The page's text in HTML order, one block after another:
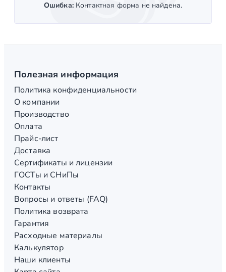
Ошибка:Контактная форма не найдена.
Полезная информация
Политика конфиденциальности
О компании
Производство
Оплата
Прайс-лист
Доставка
Сертификаты и лицензии
ГОСТы и СНиПы
Контакты
Вопросы и ответы (FAQ)
Политика возврата
Гарантия
Расходные материалы
Калькулятор
Наши клиенты